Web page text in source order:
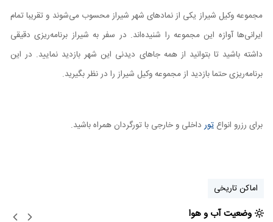
مجموعه وکیل شیراز یکی از نماد‌های شهر شیراز محسوب می‌شوند و تقریبا تمام
ایرانی‌ها آوازه این مجموعه را شنیده‌اند. در سفر به شیراز برنامه‌‌ریزی دقیقی
داشته باشید تا بتوانید از همه جاهای دیدنی این شهر بازدید نمایید. در این
برنامه‌ریزی حتما بازدید از مجموعه وکیل شیراز را در نظر بگیرید.
برای رزرو انواعتور داخلی و خارجی با تورگردان همراه باشید.
اماکن تاریخی
وضعیت آب و هوا